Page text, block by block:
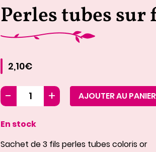
Perles tubes sur
2,10€
AJOUTER AU PANIER
En stock
Sachet de 3 fils perles tubes coloris or